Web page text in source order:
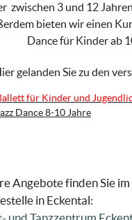
zwischen 3 und 12
bieten wir einen
Dance für Kinder ab
gelanden Sie zu den
für Kinder und
Dance 8-10 Jahre
Angebote finden Sie
in Eckental: